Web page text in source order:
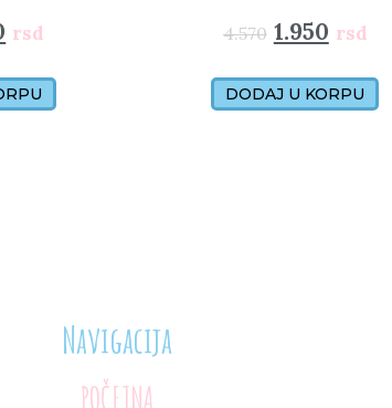
rsd 4.570 1.950 rsd
DODAJ U KORPU
Navigacija
POČETNA